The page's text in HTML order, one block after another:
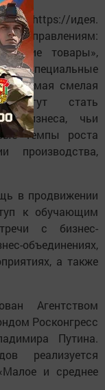
https://идея.
товары»,
Специальные
«Самая смелая
могут стать
бизнеса, чьи
темпы роста
производства,
в продвижении
к обучающим
с бизнес-
объединениях,
а также
Агентством
Росконгресс
Путина.
реализуется
и среднее